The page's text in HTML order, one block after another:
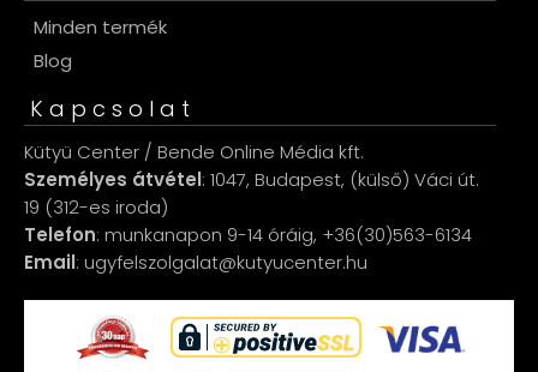
Minden termék
Blog
Kapcsolat
Kütyü Center / Bende Online Média kft.
Személyes átvétel: 1047, Budapest, (külső) Váci út.
19 (312-es iroda)
Telefon: munkanapon 9-14 óráig, +36(30)563-6134
Email: ugyfelszolgalat@kutyucenter.hu